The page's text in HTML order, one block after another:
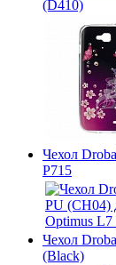
(D410)
Чехол
P715
Чехол
(Black)